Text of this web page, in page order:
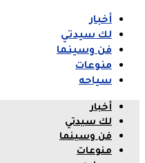
أخبار
لك سيدتي
فن وسينما
منوعات
سياحه
أخبار
لك سيدتي
فن وسينما
منوعات